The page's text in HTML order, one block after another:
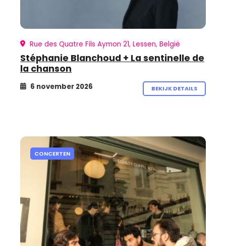
Rue des Quatre Fils Aymon 21, Lessen, België
Stéphanie Blanchoud + La sentinelle de
la chanson
6 november 2026 BEKIJK DETAILS
CONCERTEN